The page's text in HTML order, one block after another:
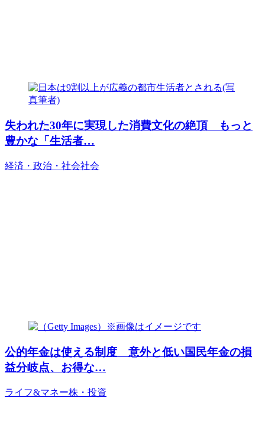
失われた30年に実現した消費文化の絶頂 もっと
豊かな「生活者…
経済・政治・社会社会
公的年金は使える制度 意外と低い国民年金の損
益分岐点、お得な…
ライフ&マネー株・投資